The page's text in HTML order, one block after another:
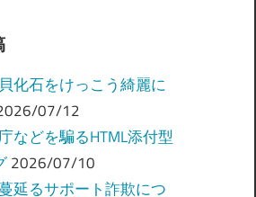
化石をけっこう綺麗に
07/12
などを騙るHTML添付型
2026/07/10
延るサポート詐欺につ